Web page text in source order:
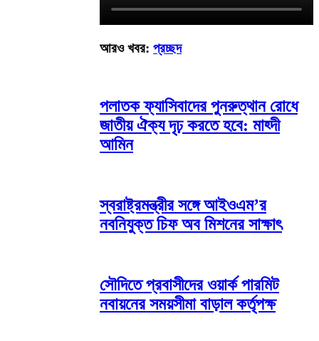
আরও খবর: প্রচ্ছদ
পলাতক ফ্যাসিবাদের পুনরুত্থান রোধে
জাতীয় ঐক্য দৃঢ় করতে হবে: মাহ্দী
আমিন
স্বরাষ্ট্রমন্ত্রীর সঙ্গে আইওএম’র
নবনিযুক্ত চিফ অব মিশনের সাক্ষাৎ
সৌদিতে প্রবাসীদের ওয়ার্ক পারমিট
নবায়নের সময়সীমা বাড়াল কর্তৃপক্ষ